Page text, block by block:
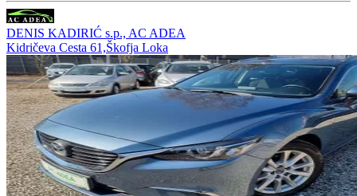
DENIS KADIRIĆ s.p., AC ADEA
Kidričeva Cesta 61,Škofja Loka